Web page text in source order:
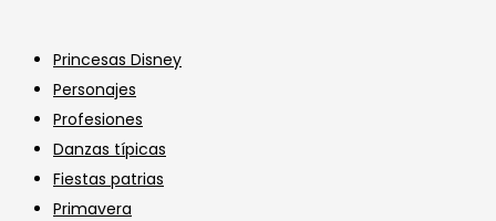
Princesas Disney
Personajes
Profesiones
Danzas típicas
Fiestas patrias
Primavera